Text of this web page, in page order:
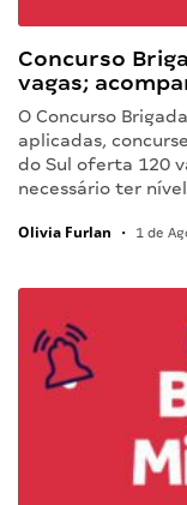
Concurso
vagas;
O Concurso
aplicadas,
do Sul oferta 120
necessário ter
Olivia Furlan • 1 de